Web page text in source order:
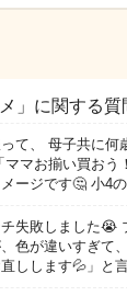
」に関する質
て、 母子共に
マお揃い買お
ージです🤔 小4
失敗しました😭
色が違いすぎて
しします💦」と